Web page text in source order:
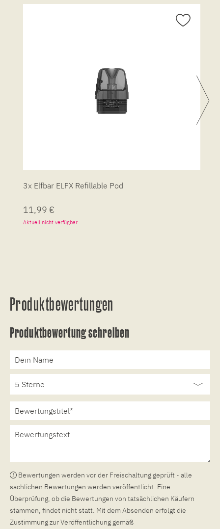
3x Elfbar ELFX Refillable Pod
11,99 €
Aktuell nicht verfügbar
Produktbewertungen
Produktbewertung schreiben
Bewertungen werden vor der Freischaltung geprüft - alle
sachlichen Bewertungen werden veröffentlicht. Eine
Überprüfung, ob die Bewertungen von tatsächlichen Käufern
stammen, findet nicht statt. Mit dem Absenden erfolgt die
Zustimmung zur Veröffentlichung gemäß